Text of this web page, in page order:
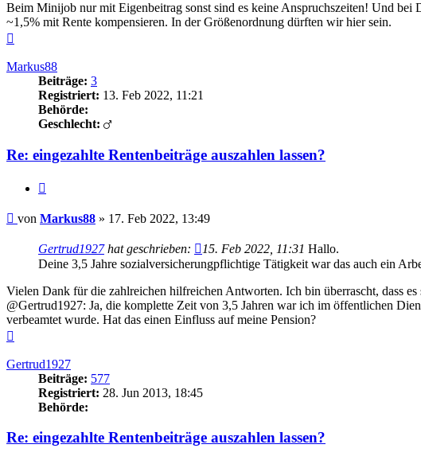
Beim Minijob nur mit Eigenbeitrag sonst sind es keine Anspruchszeiten! Und
~1,5% mit Rente kompensieren. In der Größenordnung dürften wir hier sein.
Markus88
Beiträge: 3
Registriert: 13. Feb 2022, 11:21
Behörde:
Geschlecht:
Re: eingezahlte Rentenbeiträge auszahlen lassen?
Beitrag
von Markus88 » 17. Feb 2022, 13:49
Gertrud1927hat geschrieben: 15. Feb 2022, 11:31 Hallo.
Deine 3,5 Jahre sozialversicherungpflichtige Tätigkeit war das auch ein
Vielen Dank für die zahlreichen hilfreichen Antworten. Ich bin überrascht, dass
@Gertrud1927: Ja, die komplette Zeit von 3,5 Jahren war ich im öffentlichen
verbeamtet wurde. Hat das einen Einfluss auf meine Pension?
Gertrud1927
Beiträge: 577
Registriert: 28. Jun 2013, 18:45
Behörde:
Re: eingezahlte Rentenbeiträge auszahlen lassen?